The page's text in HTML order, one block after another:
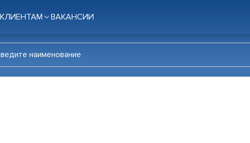
КЛИЕНТАМ ВАКАНСИИ